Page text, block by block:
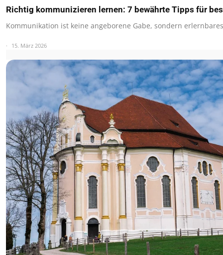
Richtig kommunizieren lernen: 7 bewährte Tipps für
Kommunikation ist keine angeborene Gabe, sondern
15. März 2026